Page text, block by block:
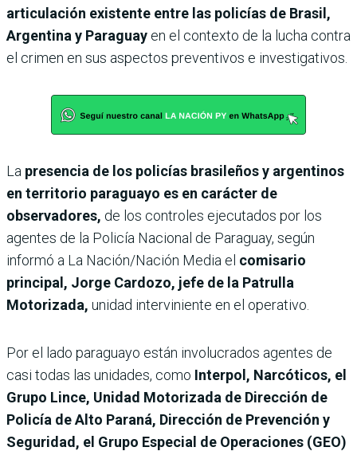
articulación existente entre las policías de Brasil,
Argentina y Paraguay en el contexto de la lucha contra
el crimen en sus aspectos preventivos e investigativos.
La presencia de los policías brasileños y argentinos
en territorio paraguayo es en carácter de
observadores, de los controles ejecutados por los
agentes de la Policía Nacional de Paraguay, según
informó a La Nación/Nación Media el comisario
principal, Jorge Cardozo, jefe de la Patrulla
Motorizada, unidad interviniente en el operativo.
Por el lado paraguayo están involucrados agentes de
casi todas las unidades, como Interpol, Narcóticos, el
Grupo Lince, Unidad Motorizada de Dirección de
Policía de Alto Paraná, Dirección de Prevención y
Seguridad, el Grupo Especial de Operaciones (GEO)